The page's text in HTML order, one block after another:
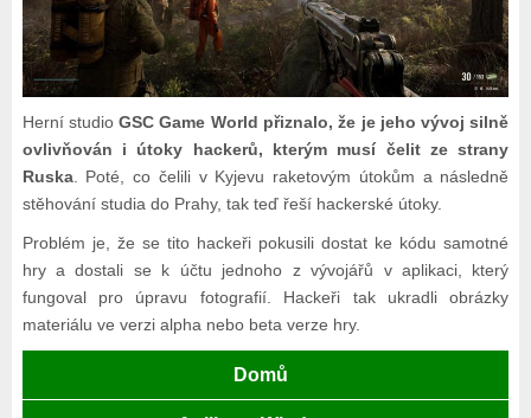
Herní studioGSC Game World přiznalo, že je jeho vývoj silně
ovlivňován i útoky hackerů, kterým musí čelit ze strany
Ruska. Poté, co čelili v Kyjevu raketovým útokům a následně
stěhování studia do Prahy, tak teď řeší hackerské útoky.
Problém je, že se tito hackeři pokusili dostat ke kódu samotné
hry a dostali se k účtu jednoho z vývojářů v aplikaci, který
fungoval pro úpravu fotografií. Hackeři tak ukradli obrázky
materiálu ve verzi alpha nebo beta verze hry.
Domů